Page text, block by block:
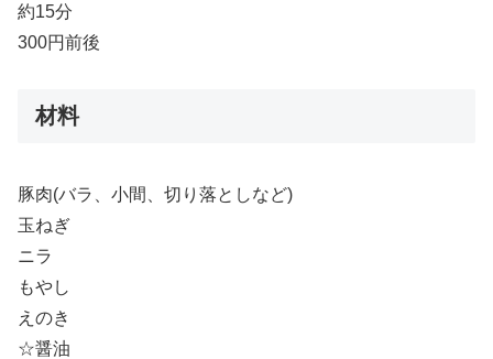
約15分
300円前後
材料
豚肉(バラ、小間、切り落としなど)
玉ねぎ
ニラ
もやし
えのき
☆醤油